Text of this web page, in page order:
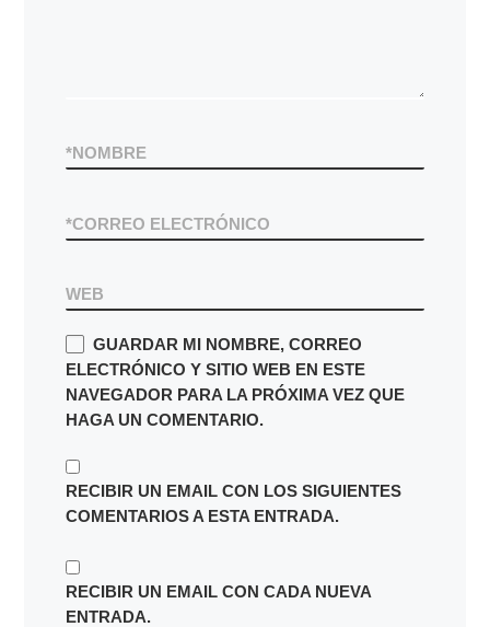
NOMBRE
*
CORREO ELECTRÓNICO
*
WEB
GUARDAR MI NOMBRE, CORREO
ELECTRÓNICO Y SITIO WEB EN ESTE
NAVEGADOR PARA LA PRÓXIMA VEZ QUE
HAGA UN COMENTARIO.
RECIBIR UN EMAIL CON LOS SIGUIENTES
COMENTARIOS A ESTA ENTRADA.
RECIBIR UN EMAIL CON CADA NUEVA
ENTRADA.